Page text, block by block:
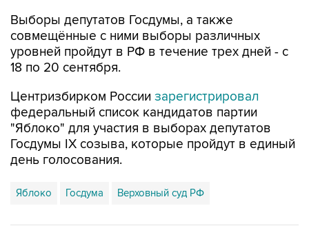
Выборы депутатов Госдумы, а также
совмещённые с ними выборы различных
уровней пройдут в РФ в течение трех дней - с
18 по 20 сентября.
Центризбирком России зарегистрировал
федеральный список кандидатов партии
"Яблоко" для участия в выборах депутатов
Госдумы IX созыва, которые пройдут в единый
день голосования.
Яблоко Госдума Верховный суд РФ